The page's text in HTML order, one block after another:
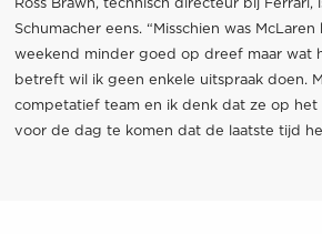
Ross Brawn, technisch directeur bij Ferrari,
Schumacher eens. “Misschien was
weekend minder goed op dreef maar wat
betreft wil ik geen enkele uitspraak doen.
competatief team en ik denk dat ze op
voor de dag te komen dat de laatste tijd